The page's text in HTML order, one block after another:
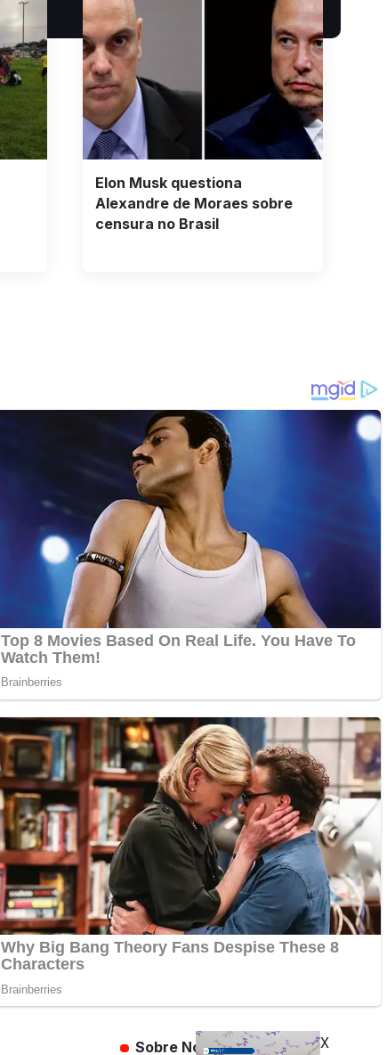
Elon Musk questiona
Alexandre de Moraes sobre
censura no Brasil
Sobre Nós X